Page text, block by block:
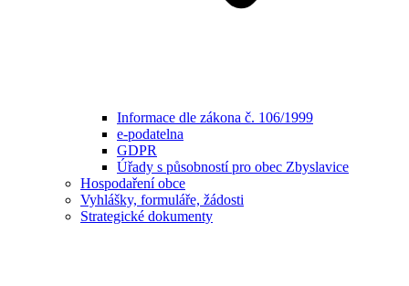
Informace dle zákona č. 106/1999
e-podatelna
GDPR
Úřady s působností pro obec Zbyslavice
Hospodaření obce
Vyhlášky, formuláře, žádosti
Strategické dokumenty